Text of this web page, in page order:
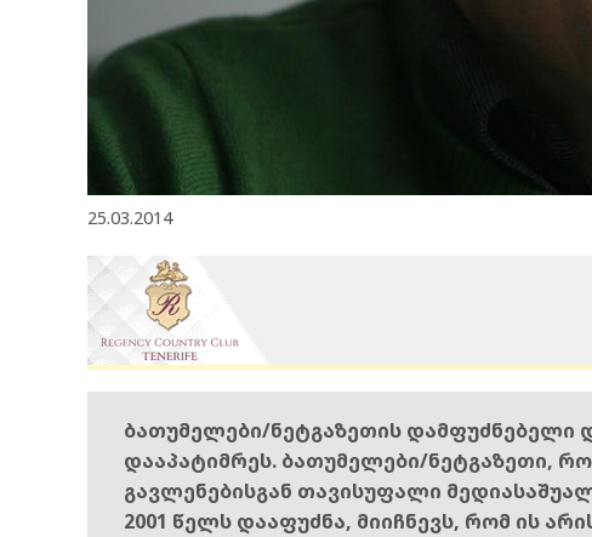
25.03.2014
ბათუმელები/ნეტგაზეთის
დააპატიმრეს. ბათუმელები/ნეტგაზეთი,
გავლენებისგან თავისუფალი
2001 წელს დააფუძნა, მიიჩნევს, რომ ის